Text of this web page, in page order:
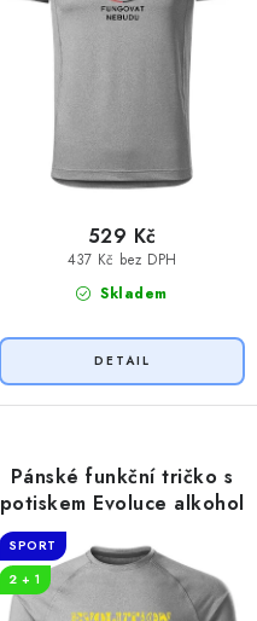
Skladem
437 Kč bez DPH
529 Kč
Pánské funkční tričko s
potiskem Evoluce alkohol
SPORT
2 + 1